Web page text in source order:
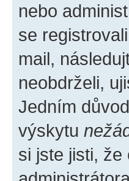
nebo
se
mail,
neobdrželi,
Jedním
výskytu
si jste jisti, že